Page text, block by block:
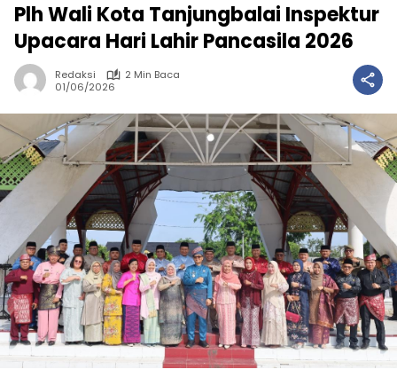
Plh Wali Kota Tanjungbalai Inspektur
Upacara Hari Lahir Pancasila 2026
Redaksi
2 Min Baca
01/06/2026